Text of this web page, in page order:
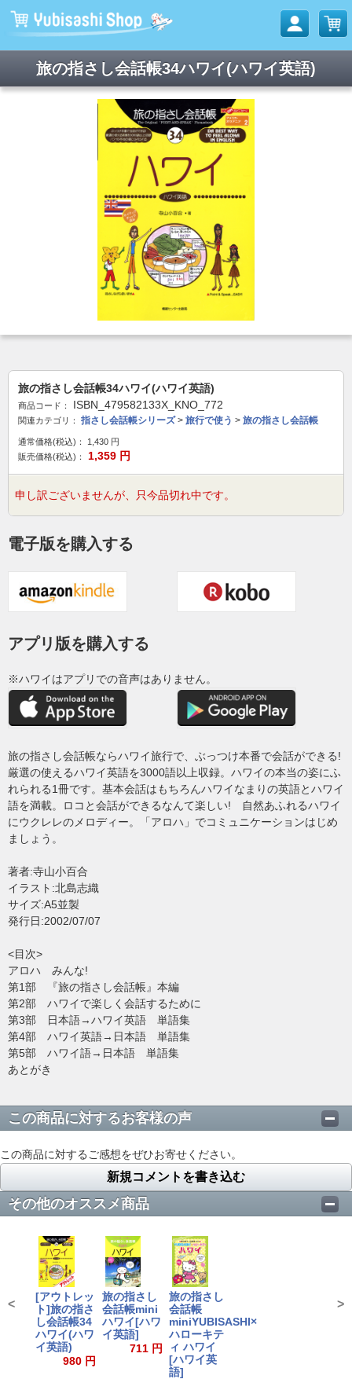
旅の指さし会話帳34ハワイ(ハワイ英語)
旅の指さし会話帳34ハワイ(ハワイ英語)
商品コード： ISBN_479582133X_KNO_772
関連カテゴリ： 指さし会話帳シリーズ> 旅行で使う > 旅の指さし会話帳
通常価格(税込)： 1,430 円
販売価格(税込)：
1,359 円
申し訳ございませんが、只今品切れ中です。
電子版を購入する
アプリ版を購入する
※ハワイはアプリでの音声はありません。
旅の指さし会話帳ならハワイ旅行で、ぶっつけ本番で会話ができる!
厳選の使えるハワイ英語を3000語以上収録。ハワイの本当の姿にふ
れられる1冊です。基本会話はもちろんハワイなまりの英語とハワイ
語を満載。ロコと会話ができるなんて楽しい! 自然あふれるハワイ
にウクレレのメロディー。「アロハ」でコミュニケーションはじめ
ましょう。
著者:寺山小百合
イラスト:北島志織
サイズ:A5並製
発行日:2002/07/07
<目次>
アロハ みんな!
第1部 『旅の指さし会話帳』本編
第2部 ハワイで楽しく会話するために
第3部 日本語→ハワイ英語 単語集
第4部 ハワイ英語→日本語 単語集
第5部 ハワイ語→日本語 単語集
あとがき
この商品に対するお客様の声
この商品に対するご感想をぜひお寄せください。
新規コメントを書き込む
その他のオススメ商品
[アウトレッ
ト]旅の指さ
し会話帳34
ハワイ(ハワ
イ英語)
980 円
旅の指さし
会話帳mini
ハワイ[ハワ
イ英語]
711 円
旅の指さし
会話帳
miniYUBISASHI×
ハローキテ
ィ ハワイ
[ハワイ英
語]
< >